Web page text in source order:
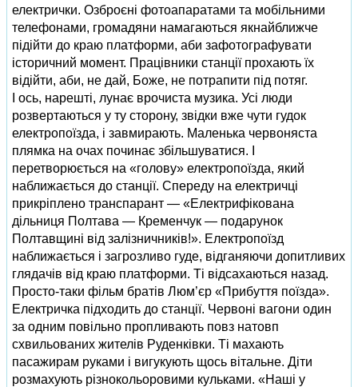
електрички. Озброєні фотоапаратами та мобільними
телефонами, громадяни намагаються якнайближче
підійти до краю платформи, аби зафотографувати
історичний момент. Працівники станції прохають їх
відійти, аби, не дай, Боже, не потрапити під потяг.
І ось, нарешті, лунає врочиста музика. Усі люди
розвертаються у ту сторону, звідки вже чути гудок
електропоїзда, і завмирають. Маленька червоняста
плямка на очах починає збільшуватися. І
перетворюється на «голову» електропоїзда, який
наближається до станції. Спереду на електричці
прикріплено транспарант — «Електрифікована
дільниця Полтава — Кременчук — подарунок
Полтавщині від залізничників!». Електропоїзд
наближається і загрозливо гуде, відганяючи допитливих
глядачів від краю платформи. Ті відсахаються назад.
Просто-таки фільм братів Люм’єр «Прибуття поїзда».
Електричка підходить до станції. Червоні вагони один
за одним повільно пропливають повз натовп
схвильованих жителів Руденківки. Ті махають
пасажирам руками і вигукують щось вітальне. Діти
розмахують різнокольоровими кульками. «Наші у